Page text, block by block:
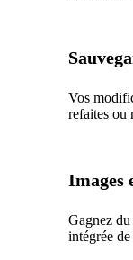
Vos
refaites ou
Images
Gagnez
intégrée